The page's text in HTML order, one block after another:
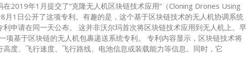
2019年1月提交了“克隆无人机区块链技术应用”（Cloning Drones Using
月1日公开了这项专利。有趣的是，这个基于区块链技术的无人机协调系统
申请在同一天公布。 这并非沃尔玛首次将区块链技术应用到无人机上。早
项基于区块链的无人机包裹递送系统专利。 专利内容显示，区块链技术将
高度、飞行速度、飞行路线、电池信息或装载能力等信息。同时，它